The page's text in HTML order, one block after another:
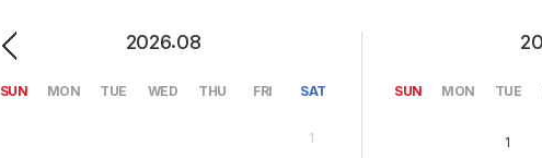
2026.08
SUN MON TUE WED THU FRI SAT
1
SUN MON TUE
1